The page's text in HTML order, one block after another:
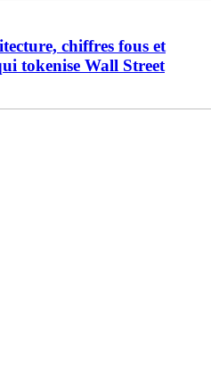
chiffres fous et
tokenise Wall Street